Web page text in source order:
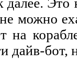
можно
дайв-бот,